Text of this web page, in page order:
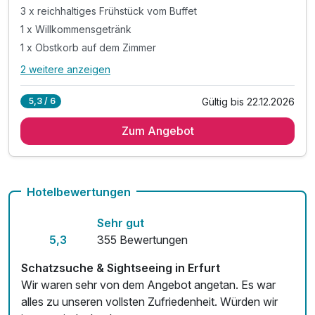
3 x reichhaltiges Frühstück vom Buffet
1 x Willkommensgetränk
1 x Obstkorb auf dem Zimmer
Alle Inklusivleistungen
3 x reichhaltiges Frühstück vom Buffet
inkl. 1 Flasche Wasser auf dem Zimmer
2 weitere anzeigen
5,3 / 6 Gültig bis 22.12.2026
Zum Angebot
Hotelbewertungen
5,3
Sehr gut
355 Bewertungen
Schatzsuche & Sightseeing in Erfurt
Wir waren sehr von dem Angebot angetan. Es war
alles zu unseren vollsten Zufriedenheit. Würden wir